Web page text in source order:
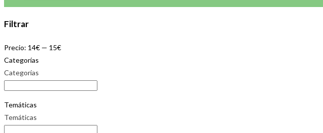
Filtrar
Precio: 14€ — 15€
Categorías
Categorías
Temáticas
Temáticas